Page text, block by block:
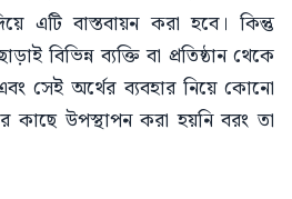
এটি বাস্তবায়ন করা হবে। কিন্তু
বিভিন্ন ব্যক্তি বা প্রতিষ্ঠান থেকে
সেই অর্থের ব্যবহার নিয়ে কোনো
কাছে উপস্থাপন করা হয়নি বরং তা